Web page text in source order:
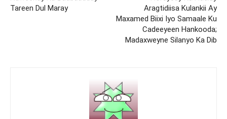
Tareen Dul Maray
Aragtidiisa Kulankii Ay
Maxamed Biixi Iyo Samaale Ku
Cadeeyeen Hankooda;
Madaxweyne Silanyo Ka Dib